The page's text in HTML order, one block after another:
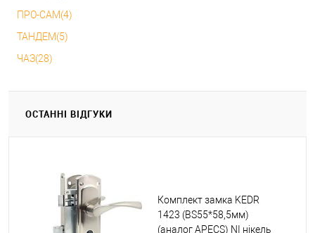
ПРО-САМ(4)
ТАНДЕМ(5)
ЧАЗ(28)
ОСТАННІ ВІДГУКИ
Комплект замка KEDR
1423 (BS55*58,5мм)
(аналог APECS) NI нікель